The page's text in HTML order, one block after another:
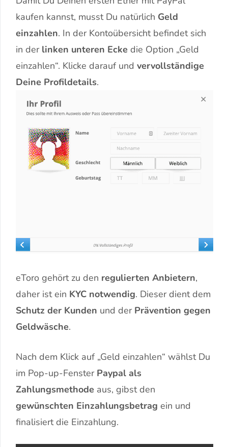
kaufen kannst, musst Du natürlich Geld
einzahlen. In der Kontoübersicht befindet sich
in der linken unteren Ecke die Option „Geld
einzahlen“. Klicke darauf und vervollständige
Deine Profildetails.
eToro gehört zu den regulierten Anbietern,
daher ist ein KYC notwendig. Dieser dient dem
Schutz der Kunden und der Prävention gegen
Geldwäsche.
Nach dem Klick auf „Geld einzahlen“ wählst Du
im Pop-up-Fenster Paypal als
Zahlungsmethode aus, gibst den
gewünschten Einzahlungsbetrag ein und
finalisiert die Einzahlung.